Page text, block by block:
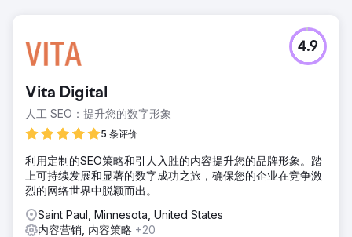
Vita Digital
人工 SEO：提升您的数字形象
5 条评价
4.9
利用定制的SEO策略和引人入胜的内容提升您的品牌形象。踏
上可持续发展和显著的数字成功之旅，确保您的企业在竞争激
烈的网络世界中脱颖而出。
Saint Paul, Minnesota, United States
内容营销, 内容策略 +20